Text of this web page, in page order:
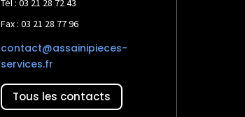
Tél : 03 21 28 72 43
Fax : 03 21 28 77 96
contact@assainipieces-
services.fr
Tous les contacts